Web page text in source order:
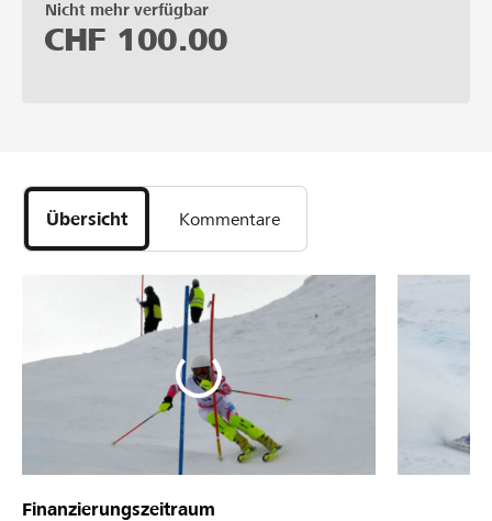
Nicht mehr verfügbar
CHF 100.00
Übersicht Kommentare
Finanzierungszeitraum